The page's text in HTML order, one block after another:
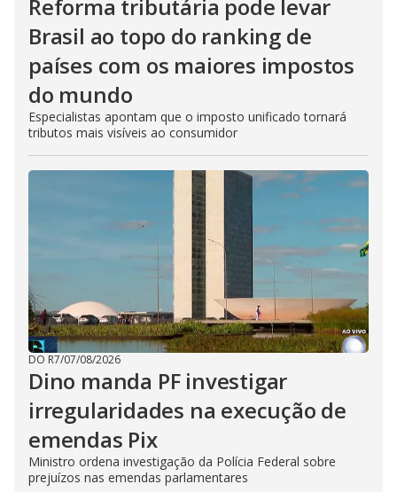
Reforma tributária pode levar
Brasil ao topo do ranking de
países com os maiores impostos
do mundo
Especialistas apontam que o imposto unificado tornará
tributos mais visíveis ao consumidor
DO R7/07/08/2026
Dino manda PF investigar
irregularidades na execução de
emendas Pix
Ministro ordena investigação da Polícia Federal sobre
prejuízos nas emendas parlamentares